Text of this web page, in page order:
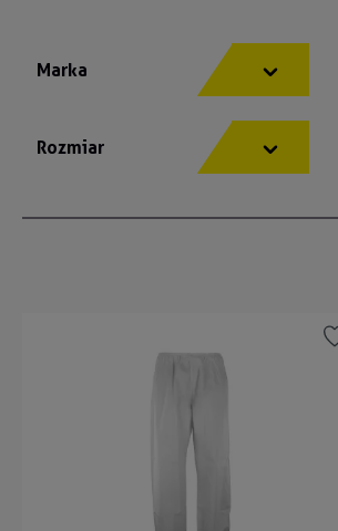
Marka
Rozmiar